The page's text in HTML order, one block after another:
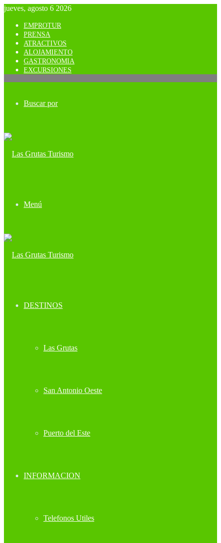
jueves, agosto 6 2026
EMPROTUR
PRENSA
ATRACTIVOS
ALOJAMIENTO
GASTRONOMIA
EXCURSIONES
Buscar por
Menú
DESTINOS
Las Grutas
San Antonio Oeste
Puerto del Este
INFORMACION
Telefonos Utiles